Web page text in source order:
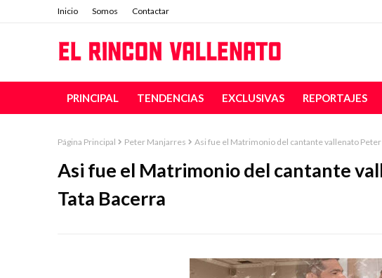
Inicio Somos Contactar
PRINCIPAL TENDENCIAS EXCLUSIVAS REPORTAJES
Página Principal Peter Manjarres Asi fue el Matrimonio del cantante vallenato
Asi fue el Matrimonio del cantante
Tata Bacerra